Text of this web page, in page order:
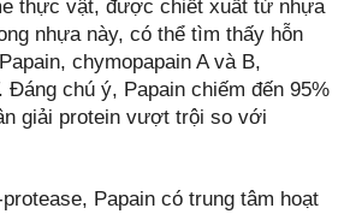
thực vật, được chiết xuất từ nhựa
nhựa này, có thể tìm thấy hỗn
chymopapain A và B,
Đáng chú ý, Papain chiếm đến 95%
giải protein vượt trội so với
Papain có trung tâm hoạt